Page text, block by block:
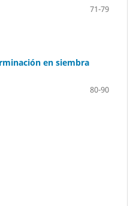
71-79
en siembra
80-90